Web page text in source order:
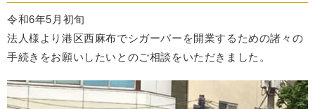
令和6年5月初旬
法人様より港区西麻布でシガーバーを開業するための諸々の
手続きをお願いしたいとのご相談をいただきました。